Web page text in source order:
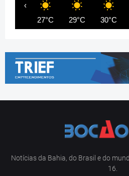
27°C 29°C 30°C
‹
Notícias da Bahia, do Brasil e do
16.